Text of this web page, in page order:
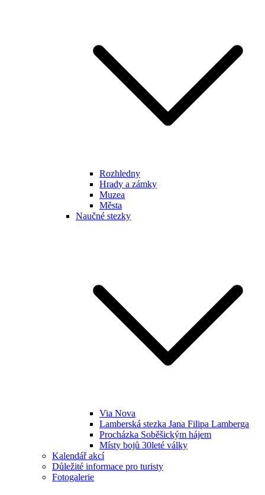
Rozhledny
Hrady a zámky
Muzea
Města
Naučné stezky
Via Nova
Lamberská stezka Jana Filipa Lamberga
Procházka Soběšickým hájem
Místy bojů 30leté války
Kalendář akcí
Důležité informace pro turisty
Fotogalerie